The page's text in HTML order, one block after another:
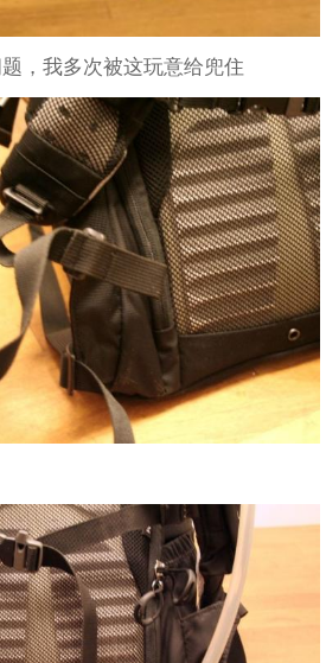
，我多次被这玩意给兜住